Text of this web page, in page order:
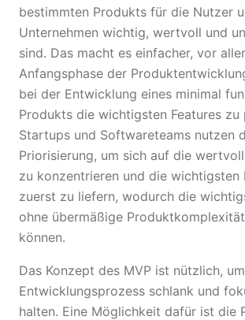
bestimmten Produkts für die Nutzer
Unternehmen wichtig, wertvoll und
sind. Das macht es einfacher, vor
Anfangsphase der
bei der Entwicklung eines minimal
Produkts die wichtigsten Features zu
Startups und Softwareteams nutzen
Priorisierung, um sich auf die
zu konzentrieren und die wichtigsten
zuerst zu liefern, wodurch die
ohne übermäßige
können.
Das Konzept des MVP ist nützlich,
Entwicklungsprozess schlank und
halten. Eine Möglichkeit dafür ist die